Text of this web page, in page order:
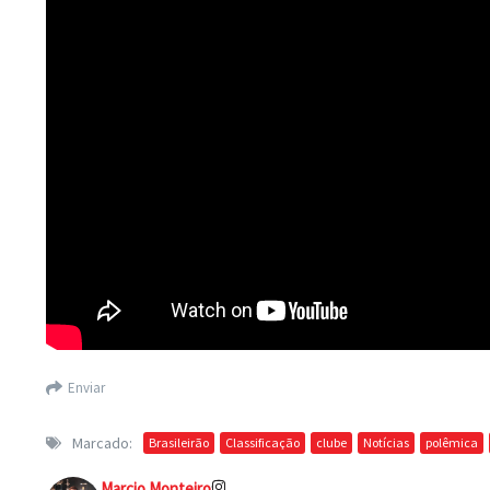
Enviar
Marcado: Brasileirão Classificação clube Notícias polêmica